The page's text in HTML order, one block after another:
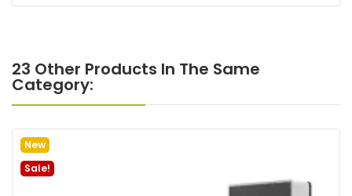
23 Other Products In The Same
Category:
New
Sale!